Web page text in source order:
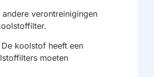
verontreinigingen
koolstof heeft een
moeten